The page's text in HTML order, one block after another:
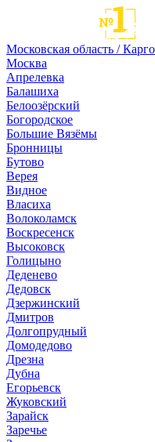
Московская область /
Москва
Апрелевка
Балашиха
Белоозёрский
Богородское
Большие Вязёмы
Бронницы
Бутово
Верея
Видное
Власиха
Волоколамск
Воскресенск
Высоковск
Голицыно
Деденево
Дедовск
Дзержинский
Дмитров
Долгопрудный
Домодедово
Дрезна
Дубна
Егорьевск
Жуковский
Зарайск
Заречье